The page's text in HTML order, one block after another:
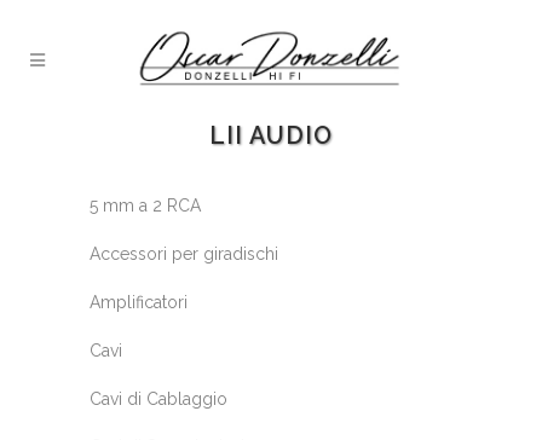
LII AUDIO
5 mm a 2 RCA
Accessori per giradischi
Amplificatori
Cavi
Cavi di Cablaggio